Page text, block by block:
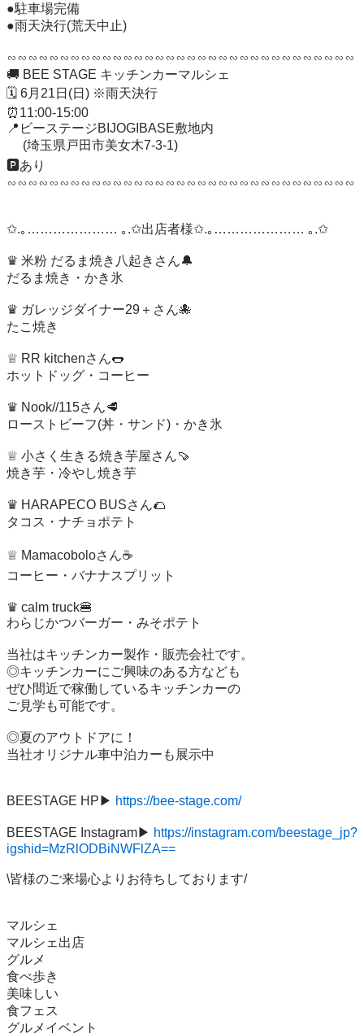
●駐車場完備
●雨天決行(荒天中止)
∽∽∽∽∽∽∽∽∽∽∽∽∽∽∽∽∽∽∽∽∽∽∽∽∽∽∽∽∽∽∽∽∽
🚚 BEE STAGE キッチンカーマルシェ
🗓️ 6月21日(日) ※雨天決行
⏰11:00-15:00
📍ビーステージBIJOGIBASE敷地内
🅿️あり
∽∽∽∽∽∽∽∽∽∽∽∽∽∽∽∽∽∽∽∽∽∽∽∽∽∽∽∽∽∽∽∽∽
✩.｡………………… ｡.✩出店者様✩.｡………………… ｡.✩
♛ 米粉 だるま焼き八起きさん🔔
だるま焼き・かき氷
♛ ガレッジダイナー29＋さん🐙
たこ焼き
♕ RR kitchenさん🌭
ホットドッグ・コーヒー
♛ Nook//115さん🥩
ローストビーフ(丼・サンド)・かき氷
♕ 小さく生きる焼き芋屋さん🍠
焼き芋・冷やし焼き芋
♛ HARAPECO BUSさん🌮
タコス・ナチョポテト
♕ Mamacoboloさん☕️
コーヒー・バナナスプリット
♛ calm truck🍔
わらじかつバーガー・みそポテト
当社はキッチンカー製作・販売会社です。
◎キッチンカーにご興味のある方なども
ぜひ間近で稼働しているキッチンカーの
ご見学も可能です。
◎夏のアウトドアに！
当社オリジナル車中泊カーも展示中
BEESTAGE HP▶︎ https://bee-stage.com/
BEESTAGE Instagram▶︎ https://instagram.com/beestage_jp?
igshid=MzRlODBiNWFlZA==
\皆様のご来場心よりお待ちしております/
マルシェ
マルシェ出店
グルメ
食べ歩き
美味しい
食フェス
グルメイベント